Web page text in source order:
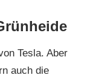
Tesla. Aber
auch die